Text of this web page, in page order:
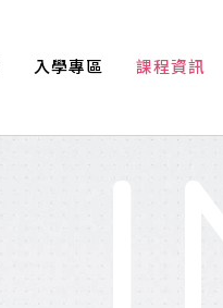
入學專區 課程資訊